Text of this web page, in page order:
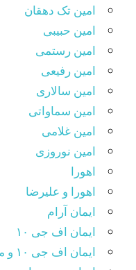
امین تک دهقان
امین حبیبی
امین رستمی
امین رفیعی
امین سالاری
امین سماواتی
امین غلامی
امین نوروزی
اهورا
اهورا و علیرضا
ایمان آرام
ایمان اف جی ۱۰
ایمان اف جی ۱۰ و میلاد ار اف